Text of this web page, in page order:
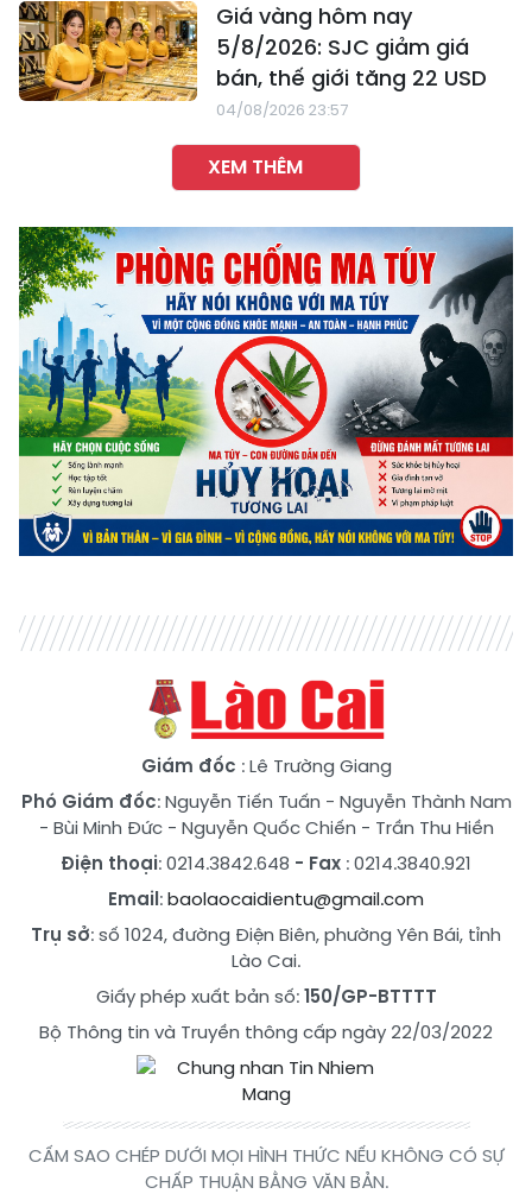
Giá vàng hôm nay
5/8/2026: SJC giảm giá
bán, thế giới tăng 22 USD
04/08/2026 23:57
XEM THÊM
Giám đốc : Lê Trường Giang
Phó Giám đốc:Nguyễn Tiến Tuấn - Nguyễn Thành Nam
- Bùi Minh Đức- Nguyễn Quốc Chiến - Trần Thu Hiền
Điện thoại: 0214.3842.648 - Fax : 0214.3840.921
Email:baolaocaidientu@gmail.com
Trụ sở: số 1024, đường Điện Biên, phường Yên Bái, tỉnh
Lào Cai.
Giấy phép xuất bản số:150/GP-BTTTT
Bộ Thông tin và Truyền thông cấp ngày 22/03/2022
CẤM SAO CHÉP DƯỚI MỌI HÌNH THỨC NẾU KHÔNG CÓ SỰ
CHẤP THUẬN BẰNG VĂN BẢN.